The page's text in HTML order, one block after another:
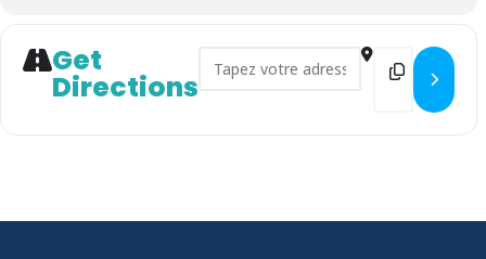
Get
Directions
Address - Atelier Remise en
Destination